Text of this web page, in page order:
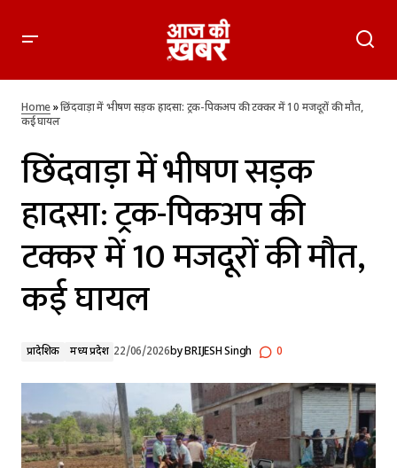
की मौत, कई घायल
Home»छिंदवाड़ा में भीषण सड़क हादसा: ट्रक-पिकअप की टक्कर में 10 मजदूरों की मौत,
कई घायल
छिंदवाड़ा में भीषण सड़क
हादसा: ट्रक-पिकअप की
टक्कर में 10 मजदूरों की मौत,
कई घायल
प्रादेशिक मध्य प्रदेश 22/06/2026byBRIJESH Singh 0